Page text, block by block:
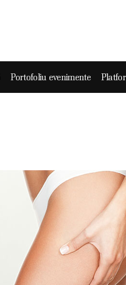
Portofoliu evenimente
profesionalism, experienta si inovatie in
CONTACT